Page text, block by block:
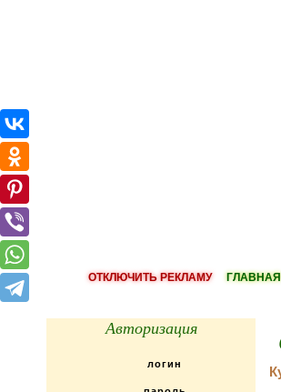
ОТКЛЮЧИТЬ РЕКЛАМУ ГЛАВНАЯ
Авторизация